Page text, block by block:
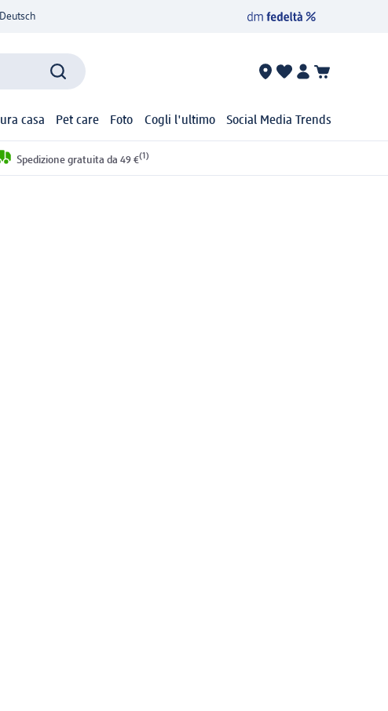
casa Pet care Foto Cogli l'ultimo Social Media Trends
Spedizione gratuita da 49 €(1)